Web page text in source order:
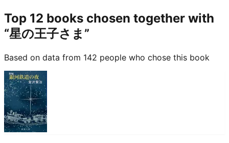
Top 12 books chosen together with
“星の王子さま”
Based on data from 142 people who chose this book